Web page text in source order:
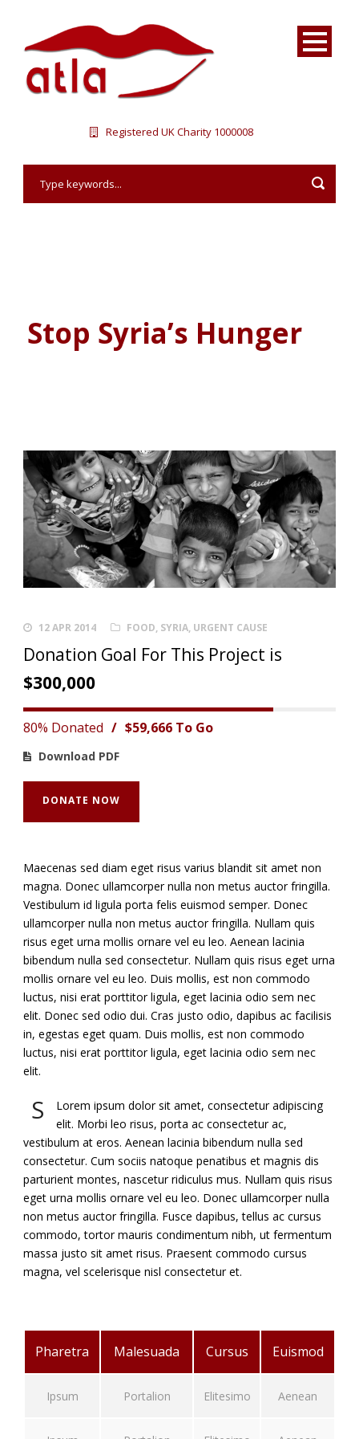
Registered UK Charity 1000008
Stop Syria’s Hunger
12 APR 2014 FOOD, SYRIA, URGENT CAUSE
Donation Goal For This Project is
$300,000
80% Donated / $59,666 To Go
Download PDF
DONATE NOW
Maecenas sed diam eget risus varius blandit sit amet non
magna. Donec ullamcorper nulla non metus auctor fringilla.
Vestibulum id ligula porta felis euismod semper. Donec
ullamcorper nulla non metus auctor fringilla. Nullam quis
risus eget urna mollis ornare vel eu leo. Aenean lacinia
bibendum nulla sed consectetur. Nullam quis risus eget urna
mollis ornare vel eu leo. Duis mollis, est non commodo
luctus, nisi erat porttitor ligula, eget lacinia odio sem nec
elit. Donec sed odio dui. Cras justo odio, dapibus ac facilisis
in, egestas eget quam. Duis mollis, est non commodo
luctus, nisi erat porttitor ligula, eget lacinia odio sem nec
elit.
S
Lorem ipsum dolor sit amet, consectetur adipiscing
elit. Morbi leo risus, porta ac consectetur ac,
vestibulum at eros. Aenean lacinia bibendum nulla sed
consectetur. Cum sociis natoque penatibus et magnis dis
parturient montes, nascetur ridiculus mus. Nullam quis risus
eget urna mollis ornare vel eu leo. Donec ullamcorper nulla
non metus auctor fringilla. Fusce dapibus, tellus ac cursus
commodo, tortor mauris condimentum nibh, ut fermentum
massa justo sit amet risus. Praesent commodo cursus
magna, vel scelerisque nisl consectetur et.
Pharetra Malesuada Cursus Euismod
Ipsum Portalion Elitesimo Aenean